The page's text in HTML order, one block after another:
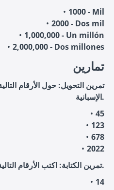
1000 - Mil
2000 - Dos mil
1,000,000 - Un millón
2,000,000 - Dos millones
تمارين
تمرين التحويل: حول الأرقام
الإسبانية.
45
123
678
2022
تمرين الكتابة: اكتب الأرقام التالية بالأحرف.
14